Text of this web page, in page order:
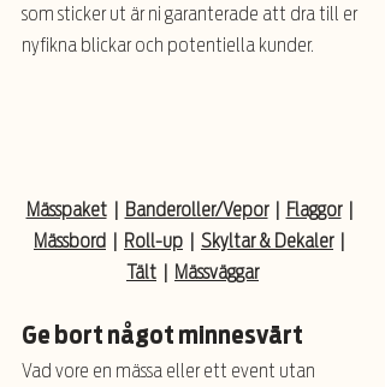
som sticker ut är ni garanterade att dra till er
nyfikna blickar och potentiella kunder.
Mässpaket Banderoller/Vepor Flaggor
Mässbord
Roll-up Skyltar & Dekaler
Tält
Mässväggar
Ge bort något minnesvärt
Vad vore en mässa eller ett event utan